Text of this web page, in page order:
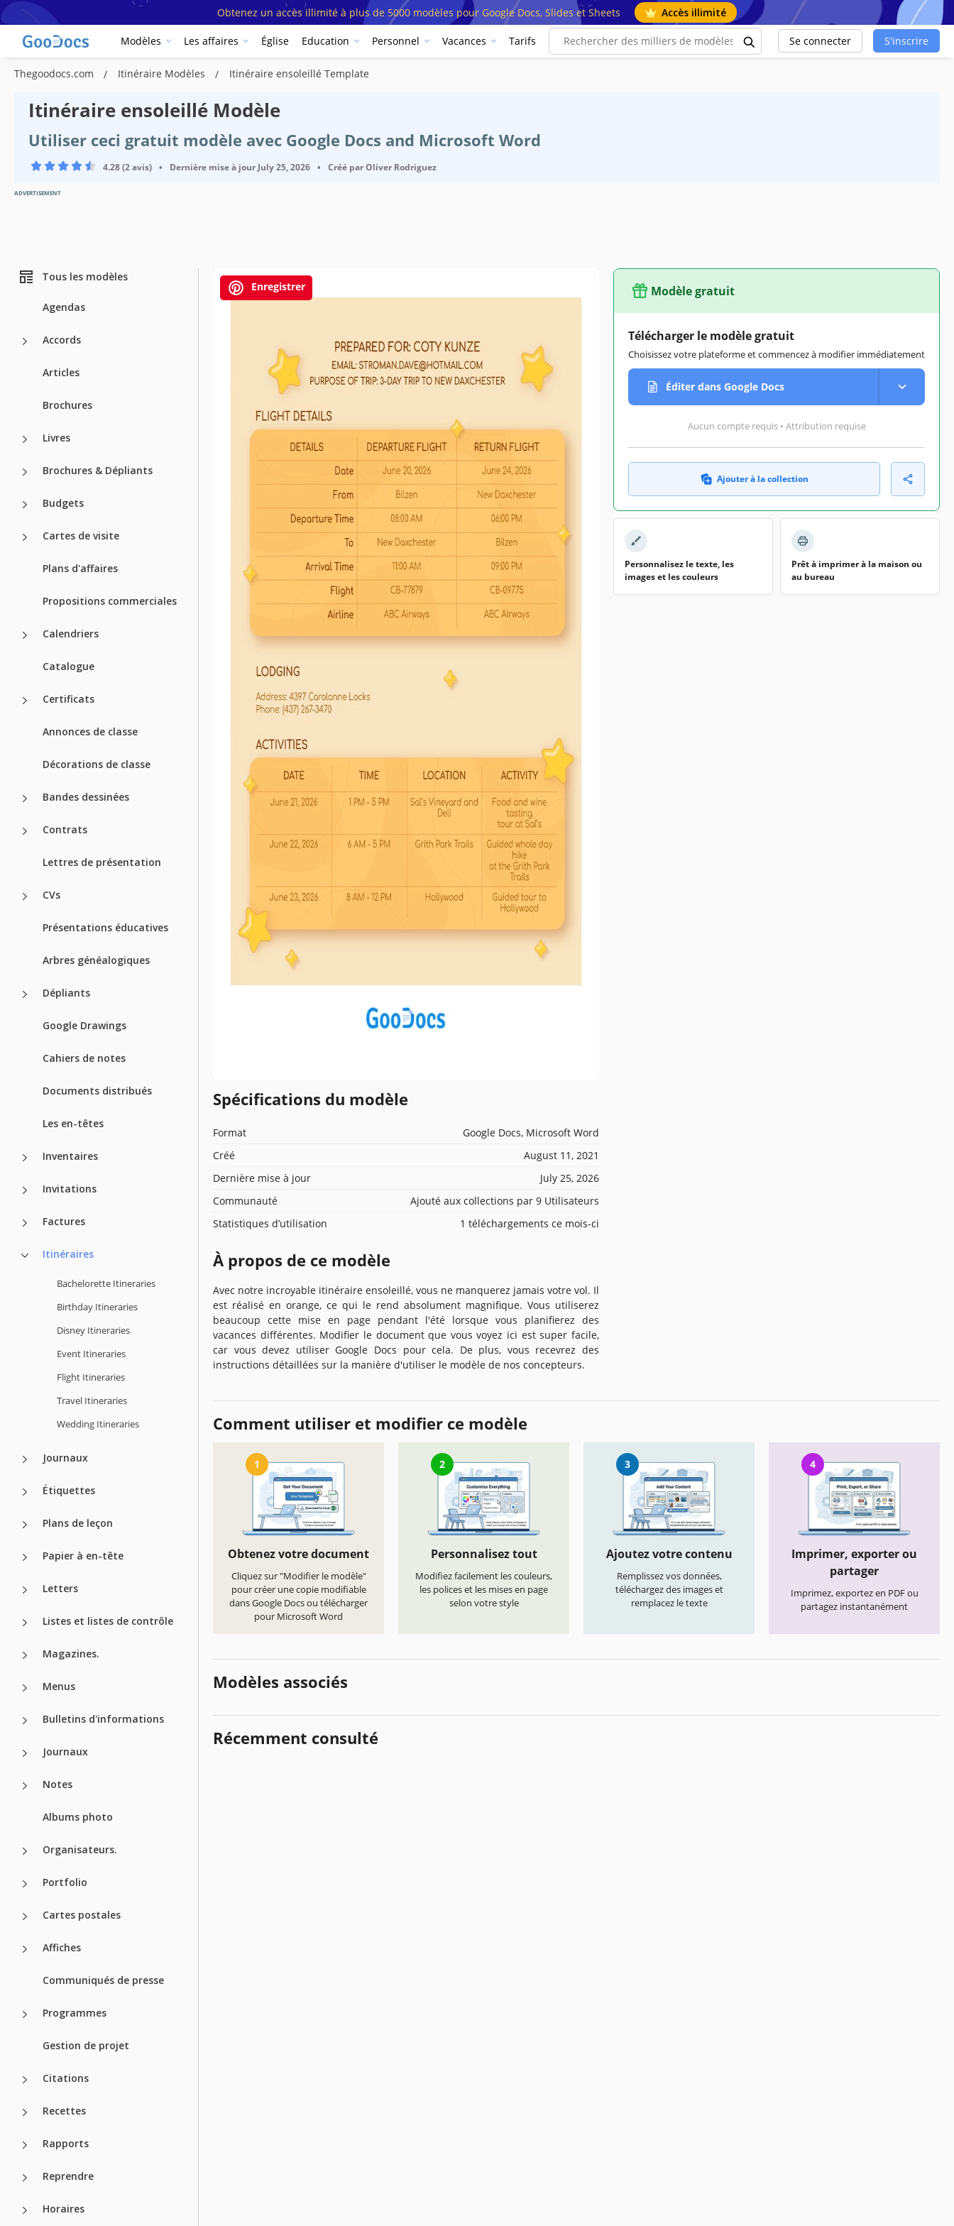
Obtenez un accès illimité à plus de 5000 modèles pour Google Docs, Slides et Sheets Accès illimité
Modèles Les affaires Église Education Personnel Vacances Tarifs Se connecter S'inscrire
Thegoodocs.com Itinéraire Modèles Itinéraire ensoleillé Template
Itinéraire ensoleillé Modèle
Utiliser ceci gratuit modèle avec Google Docs and Microsoft Word
4.28 (2 avis) • Dernière mise à jour July 25, 2026 • Créé parOliver Rodriguez
ADVERTISEMENT
Tous les modèles
Agendas
Accords
Articles
Brochures
Livres
Brochures & Dépliants
Budgets
Cartes de visite
Plans d'affaires
Propositions commerciales
Calendriers
Catalogue
Certificats
Annonces de classe
Décorations de classe
Bandes dessinées
Contrats
Lettres de présentation
CVs
Présentations éducatives
Arbres généalogiques
Dépliants
Google Drawings
Cahiers de notes
Documents distribués
Les en-têtes
Inventaires
Invitations
Factures
Itinéraires
Bachelorette Itineraries
Birthday Itineraries
Disney Itineraries
Event Itineraries
Flight Itineraries
Travel Itineraries
Wedding Itineraries
Journaux
Étiquettes
Plans de leçon
Papier à en-tête
Letters
Listes et listes de contrôle
Magazines.
Menus
Bulletins d'informations
Journaux
Notes
Albums photo
Organisateurs.
Portfolio
Cartes postales
Affiches
Communiqués de presse
Programmes
Gestion de projet
Citations
Recettes
Rapports
Reprendre
Horaires
Enregistrer
Spécifications du modèle
Format
Google Docs, Microsoft Word
Créé
August 11, 2021
Dernière mise à jour
July 25, 2026
Communauté
Ajouté aux collections par 9 Utilisateurs
Statistiques d’utilisation
1 téléchargements ce mois-ci
À propos de ce modèle
Avec notre incroyable itinéraire ensoleillé, vous ne manquerez jamais votre vol. Il
est réalisé en orange, ce qui le rend absolument magnifique. Vous utiliserez
beaucoup cette mise en page pendant l'été lorsque vous planifierez des
vacances différentes. Modifier le document que vous voyez ici est super facile,
car vous devez utiliser Google Docs pour cela. De plus, vous recevrez des
instructions détaillées sur la manière d'utiliser le modèle de nos concepteurs.
Modèle gratuit
Télécharger le modèle gratuit
Choisissez votre plateforme et commencez à modifier immédiatement
Éditer dans Google Docs
Aucun compte requis • Attribution requise
Ajouter à la collection
Personnalisez le texte, les
images et les couleurs
Prêt à imprimer à la maison ou
au bureau
Comment utiliser et modifier ce modèle
1
Obtenez votre document
Cliquez sur "Modifier le modèle"
pour créer une copie modifiable
dans Google Docs ou télécharger
pour Microsoft Word
2
Personnalisez tout
Modifiez facilement les couleurs,
les polices et les mises en page
selon votre style
3
Ajoutez votre contenu
Remplissez vos données,
téléchargez des images et
remplacez le texte
4
Imprimer, exporter ou
partager
Imprimez, exportez en PDF ou
partagez instantanément
Modèles associés
Récemment consulté